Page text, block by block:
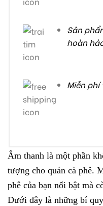
Sản
hoàn
Miễn phí
Âm thanh là một phần
tượng cho quán cà phê.
phê của bạn nổi bật mà
Dưới đây là những bí